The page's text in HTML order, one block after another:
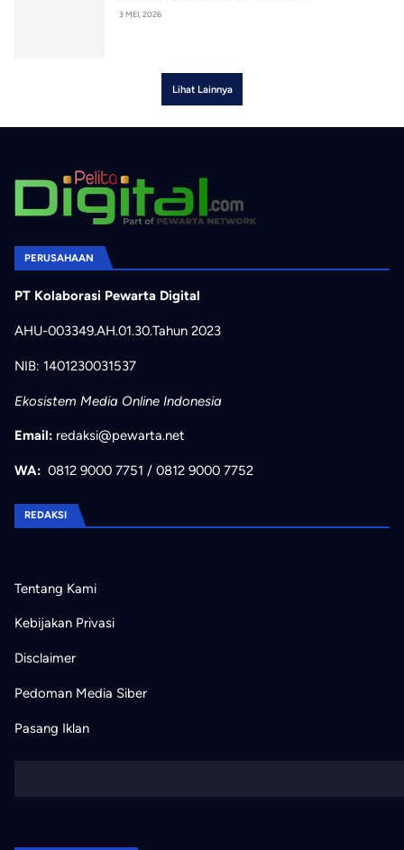
3 MEI, 2026
Lihat Lainnya
PERUSAHAAN
PT Kolaborasi Pewarta Digital
AHU-003349.AH.01.30.Tahun 2023
NIB: 1401230031537
Ekosistem Media Online Indonesia
Email: redaksi@pewarta.net
WA: 0812 9000 7751 / 0812 9000 7752
REDAKSI
Tentang Kami
Kebijakan Privasi
Disclaimer
Pedoman Media Siber
Pasang Iklan